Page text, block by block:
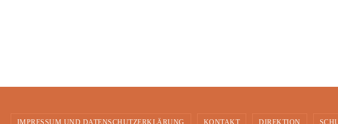
IMPRESSUM UND DATENSCHUTZERKLÄRUNG KONTAKT DIREKTION